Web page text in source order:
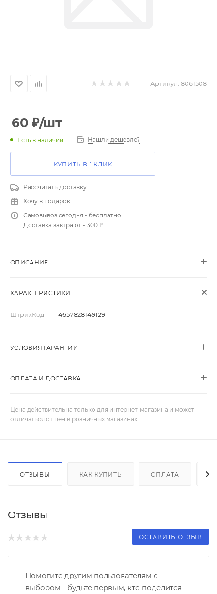
Артикул: 8061508
60 ₽/шт
Есть в наличии Нашли дешевле?
КУПИТЬ В 1 КЛИК
Рассчитать доставку
Хочу в подарок
Самовывоз сегодня - бесплатно
Доставка завтра от - 300 ₽
ОПИСАНИЕ
ХАРАКТЕРИСТИКИ
ШтрихКод — 4657828149129
УСЛОВИЯ ГАРАНТИИ
ОПЛАТА И ДОСТАВКА
Цена действительна только для интернет-магазина и может
отличаться от цен в розничных магазинах
ОТЗЫВЫ КАК КУПИТЬ ОПЛАТА
Отзывы
ОСТАВИТЬ ОТЗЫВ
Помогите другим пользователям с
выбором - будьте первым, кто поделится